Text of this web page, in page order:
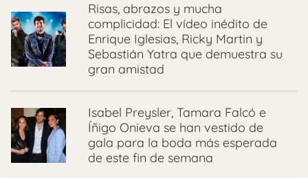
Risas, abrazos y mucha
complicidad: El vídeo inédito de
Enrique Iglesias, Ricky Martin y
Sebastián Yatra que demuestra su
gran amistad
Isabel Preysler, Tamara Falcó e
Íñigo Onieva se han vestido de
gala para la boda más esperada
de este fin de semana